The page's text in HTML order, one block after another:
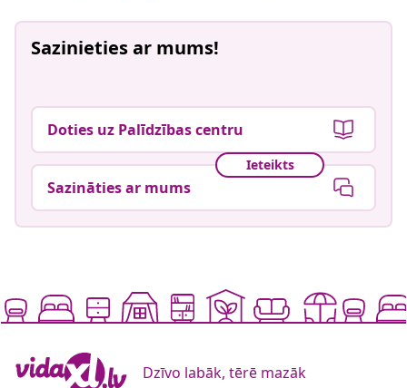
Sazinieties ar mums!
Doties uz Palīdzības centru
Ieteikts
Sazināties ar mums
Dzīvo labāk, tērē mazāk